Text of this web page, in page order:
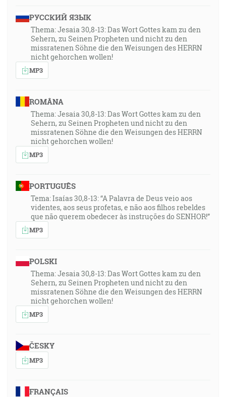
РУССКИЙ ЯЗЫК
Thema: Jesaia 30,8-13: Das Wort Gottes kam zu den
Sehern, zu Seinen Propheten und nicht zu den
missratenen Söhne die den Weisungen des HERRN
nicht gehorchen wollen!
MP3
ROMÂNA
Thema: Jesaia 30,8-13: Das Wort Gottes kam zu den
Sehern, zu Seinen Propheten und nicht zu den
missratenen Söhne die den Weisungen des HERRN
nicht gehorchen wollen!
MP3
PORTUGUÊS
Tema: Isaías 30,8-13: “A Palavra de Deus veio aos
videntes, aos seus profetas, e não aos filhos rebeldes
que não querem obedecer às instruções do SENHOR!”
MP3
POLSKI
Thema: Jesaia 30,8-13: Das Wort Gottes kam zu den
Sehern, zu Seinen Propheten und nicht zu den
missratenen Söhne die den Weisungen des HERRN
nicht gehorchen wollen!
MP3
ČESKY
MP3
FRANÇAIS